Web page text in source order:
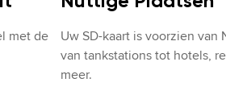
met de
Uw SD-kaart is voorzien van
van tankstations tot hotels,
meer.